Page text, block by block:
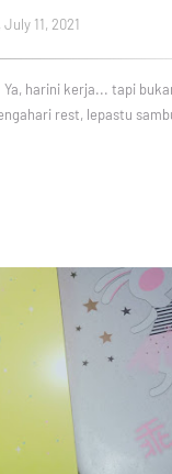
11, 2021
harini kerja... tapi
rest, lepastu